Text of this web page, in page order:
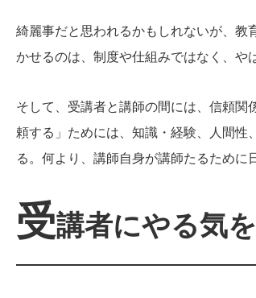
綺麗事だと思われるかもしれないが、教
かせるのは、制度や仕組みではなく、や
そして、受講者と講師の間には、信頼
頼する」ためには、知識・経験、人間性
る。何より、講師自身が講師たるために
受講者にやる気